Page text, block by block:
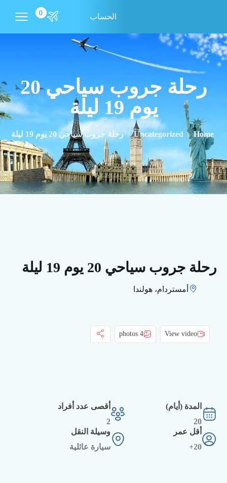
الحساب 0
رحلة جروب سياحي 20
يوم 19 ليلة
Home
Uncategorized رحلة جروب سياحي 20 يوم 19 ليلة
رحلة جروب سياحي 20 يوم 19 ليلة
أمستردام، هولندا
View video
4 photos
المدة (أيام)
20
أقصى عدد أفراد
2
أقل عمر
20+
وسيلة النقل
سيارة عائلية